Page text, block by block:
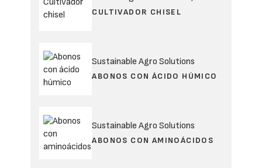
CULTIVADOR CHISEL
Sustainable Agro Solutions
ABONOS CON ÁCIDO HÚMICO
Sustainable Agro Solutions
ABONOS CON AMINOÁCIDOS